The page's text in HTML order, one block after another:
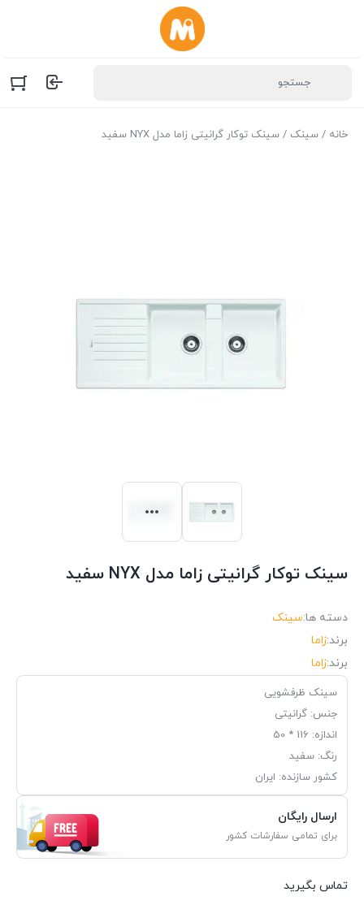
خانه / سینک / سینک توکار گرانیتی زاما مدل NYX سفید
سینک توکار گرانیتی زاما مدل NYX سفید
دسته ها:سینک
برند:زاما
برند:زاما
سینک ظرفشویی
جنس: گرانیتی
اندازه: 116 * 50
رنگ: سفید
کشور سازنده: ایران
ارسال رایگان
برای تمامی سفارشات کشور
تماس بگیرید